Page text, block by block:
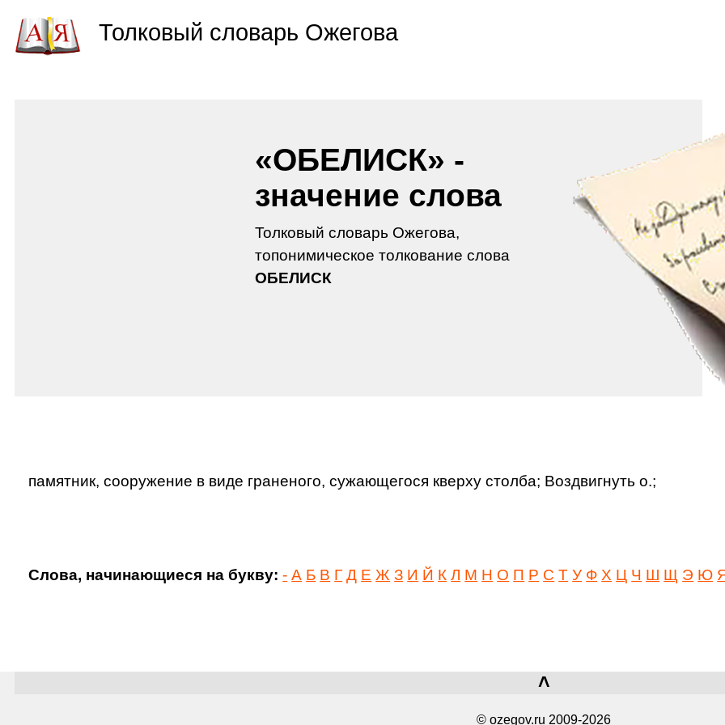
«ОБЕЛИСК» -
значение слова
Толковый словарь Ожегова,
топонимическое толкование слова
ОБЕЛИСК
памятник, сооружение в виде граненого, сужающегося кверху столба; Воздвигнуть о.;
Слова, начинающиеся на букву: - А Б В Г Д Е Ж З И Й К Л М Н О П Р С Т У Ф Х Ц Ч Ш Щ Э Ю
˄
© ozegov.ru 2009-2026
Толковый словарь Ожегова